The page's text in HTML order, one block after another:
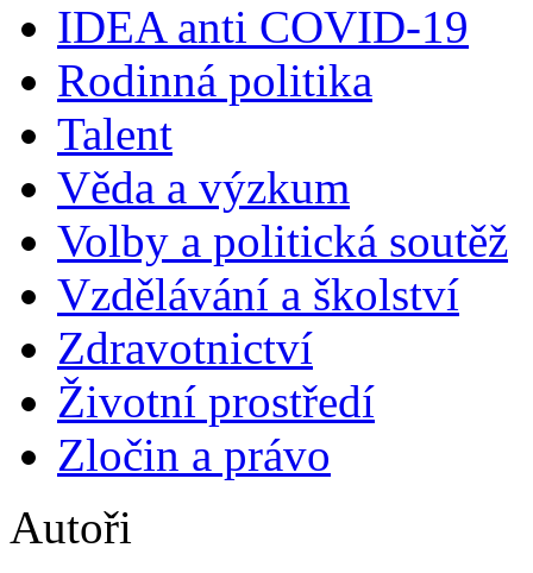
IDEA anti COVID-19
Rodinná politika
Talent
Věda a výzkum
Volby a politická soutěž
Vzdělávání a školství
Zdravotnictví
Životní prostředí
Zločin a právo
Autoři